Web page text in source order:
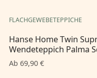
FLACHGEWEBETEPPICHE
Hanse Home Twin
Wendeteppich Palma
Ab 69,90 €